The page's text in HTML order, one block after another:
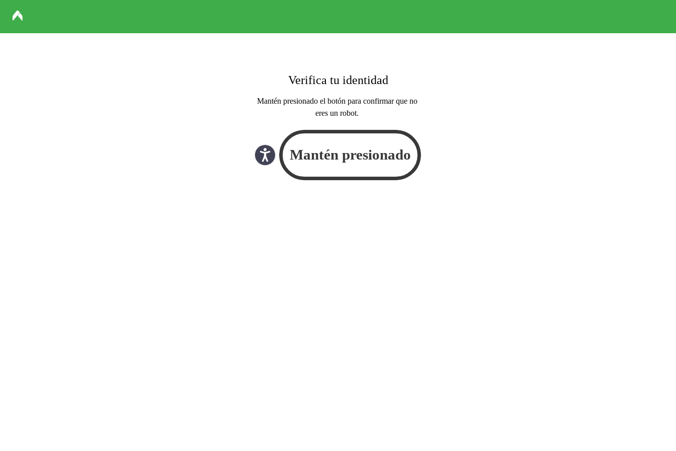
Verifica tu identidad
Mantén presionado el botón para confirmar que no
eres un robot.